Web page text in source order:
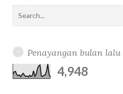
e
b
o
k
t
e
g
e
l
s
t
g
a
d
i
n
b
c
h
f
Penayangan bulan lalu
4,948